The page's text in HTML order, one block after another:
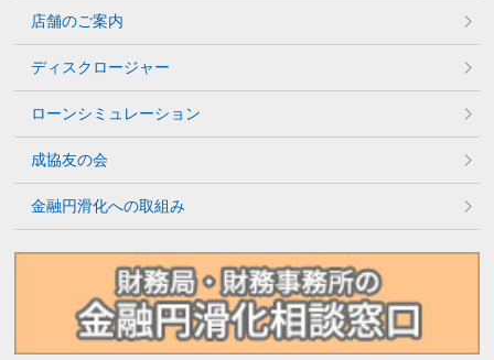
店舗のご案内
ディスクロージャー
ローンシミュレーション
成協友の会
金融円滑化への取組み